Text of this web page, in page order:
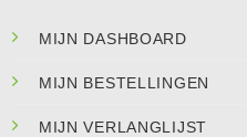
MIJN DASHBOARD
MIJN BESTELLINGEN
MIJN VERLANGLIJST